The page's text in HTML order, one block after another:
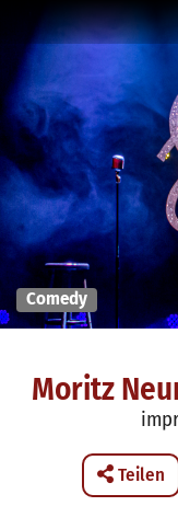
Comedy
Moritz
Teilen